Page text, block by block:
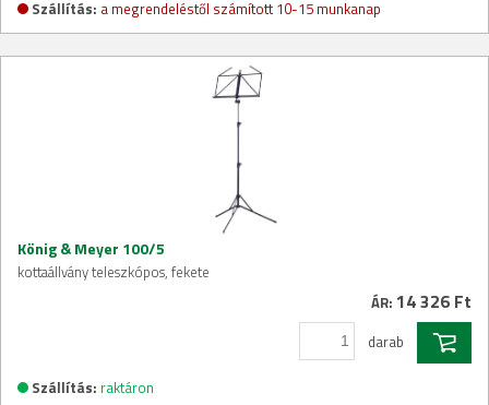
Szállítás: a megrendeléstől számított 10-15 munkanap
König & Meyer 100/5
kottaállvány teleszkópos, fekete
ÁR: 14 326 Ft
darab
Szállítás: raktáron